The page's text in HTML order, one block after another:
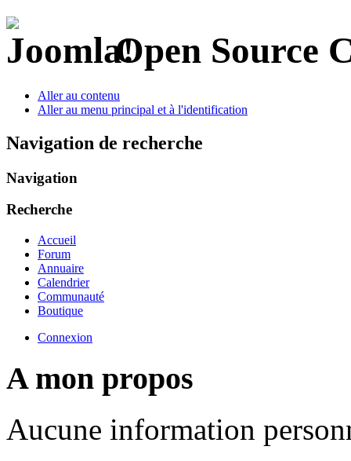
Open Source
Aller au contenu
Aller au menu principal et à l'identification
Navigation de recherche
Navigation
Recherche
Accueil
Forum
Annuaire
Calendrier
Communauté
Boutique
Connexion
A mon propos
Aucune information